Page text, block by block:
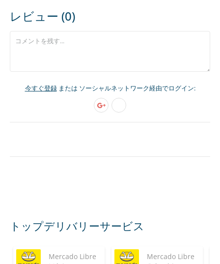
レビュー (0)
今すぐ登録または ソーシャルネットワーク経由でログイン:
トップデリバリーサービス
Mercado Libre
Mercado Libre